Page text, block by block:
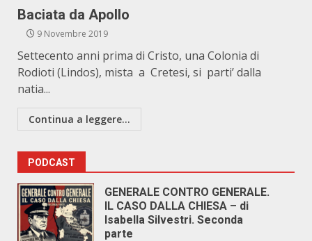
Baciata da Apollo
9 Novembre 2019
Settecento anni prima di Cristo, una Colonia di
Rodioti (Lindos), mista a Cretesi, si parti’ dalla
natia...
Continua a leggere...
PODCAST
GENERALE CONTRO GENERALE.
IL CASO DALLA CHIESA – di
Isabella Silvestri. Seconda
parte